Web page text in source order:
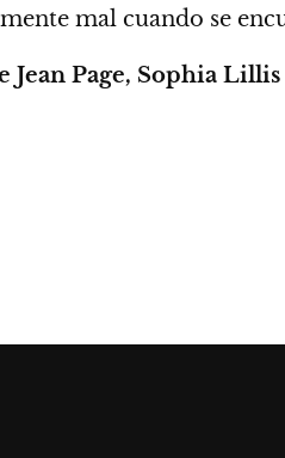
mal cuando se
Page, Sophia Lillis